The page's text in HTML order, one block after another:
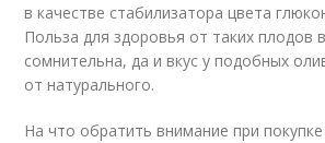
в качестве стабилизатора цвета
Польза для здоровья от таких плодов
сомнительна, да и вкус у подобных
от натурального.
На что обратить внимание при